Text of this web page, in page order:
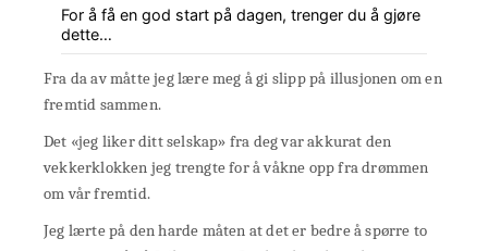
For å få en god start på dagen, trenger du å gjøre
dette…
Fra da av måtte jeg lære meg å gi slipp på illusjonen om en
fremtid sammen.
Det «jeg liker ditt selskap» fra deg var akkurat den
vekkerklokken jeg trengte for å våkne opp fra drømmen
om vår fremtid.
Jeg lærte på den harde måten at det er bedre å spørre to